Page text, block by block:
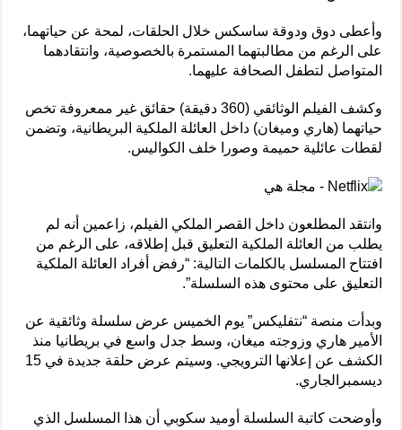
وأعطى دوق ودوقة ساسكس خلال الحلقات، لمحة عن حياتهما،
على الرغم من مطالبتهما المستمرة بالخصوصية، وانتقادهما
المتواصل لتطفل الصحافة عليهما.
وكشف الفيلم الوثائقي (360 دقيقة) حقائق غير ممعروفة تخص
حياتهما (هاري وميغان) داخل العائلة الملكية البريطانية، وتضمن
لقطات عائلية حميمة وصورا خلف الكواليس.
وانتقد المطلعون داخل القصر الملكي الفيلم، زاعمين أنه لم
يطلب من العائلة الملكية التعليق قبل إطلاقه، على الرغم من
افتتاح المسلسل بالكلمات التالية: “رفض أفراد العائلة الملكية
التعليق على محتوى هذه السلسلة”.
وبدأت منصة “نتفليكس” يوم الخميس عرض سلسلة وثائقية عن
الأمير هاري وزوجته ميغان، وسط جدل واسع في بريطانيا منذ
الكشف عن إعلانها الترويجي. وسيتم عرض حلقة جديدة في 15
ديسمبرالجاري.
وأوضحت كاتبة السلسلة أوميد سكوبي أن هذا المسلسل الذي